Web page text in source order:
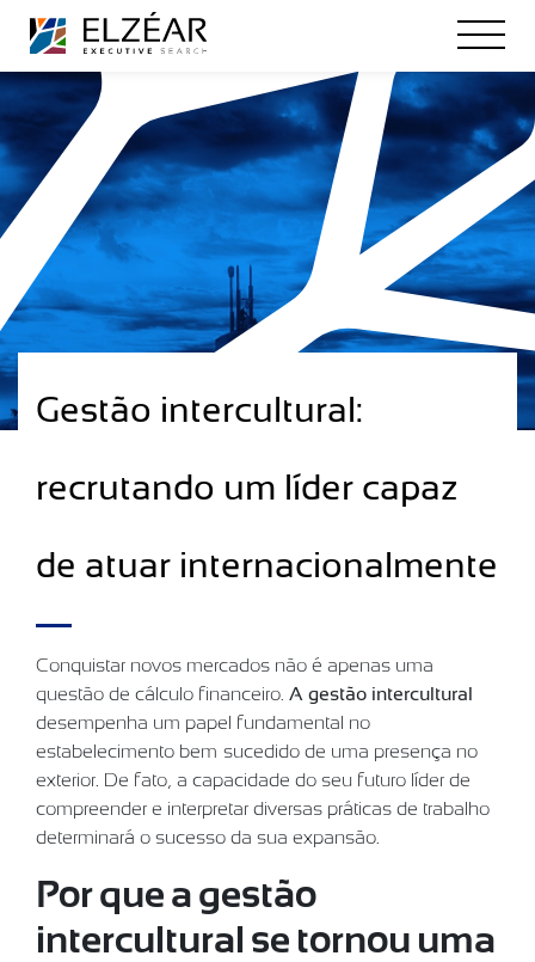
Gestão intercultural:
recrutando um líder capaz
de atuar internacionalmente
Conquistar novos mercados não é apenas uma
questão de cálculo financeiro. A gestão intercultural
desempenha um papel fundamental no
estabelecimento bem-sucedido de uma presença no
exterior. De fato, a capacidade do seu futuro líder de
compreender e interpretar diversas práticas de trabalho
determinará o sucesso da sua expansão.
Por que a gestão
intercultural se tornou uma